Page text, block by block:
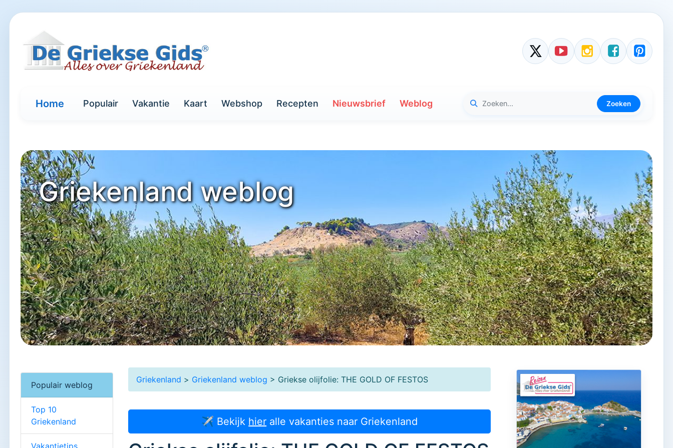
Home Populair Vakantie Kaart Webshop Recepten Nieuwsbrief Weblog Zoeken
Griekenland weblog
Griekenland > Griekenland weblog > Griekse olijfolie: THE GOLD OF FESTOS
✈ Bekijk hier alle vakanties naar Griekenland
Populair weblog
Top 10
Griekenland
Vakantietips